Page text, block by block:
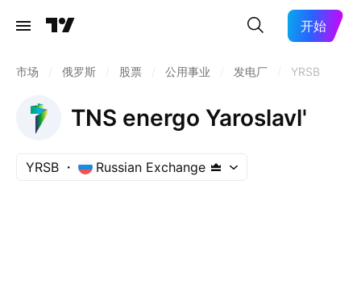
开始
市场 俄罗斯 股票 公用事业 发电厂 YRSB
TNS energo Yaroslavl'
YRSB Russian Exchange